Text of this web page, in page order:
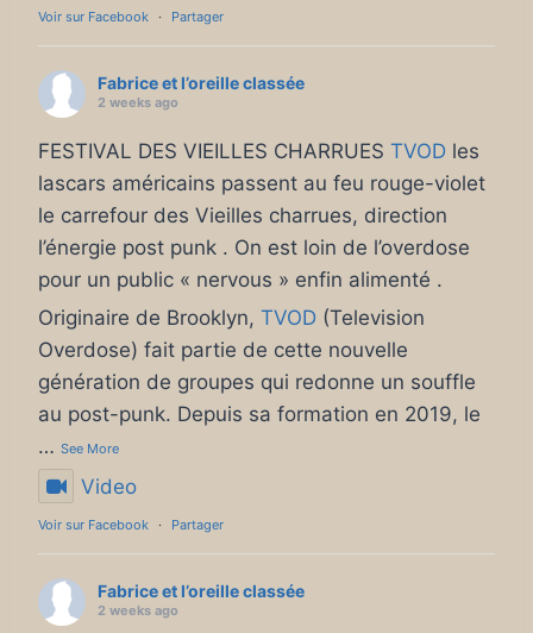
Voir sur Facebook · Partager
Fabrice et l’oreille classée
2 weeks ago
FESTIVAL DES VIEILLES CHARRUES TVOD les
lascars américains passent au feu rouge-violet
le carrefour des Vieilles charrues, direction
l’énergie post punk . On est loin de l’overdose
pour un public « nervous » enfin alimenté .
Originaire de Brooklyn, TVOD (Television
Overdose) fait partie de cette nouvelle
génération de groupes qui redonne un souffle
au post-punk. Depuis sa formation en 2019, le
… See More
Video
Voir sur Facebook · Partager
Fabrice et l’oreille classée
2 weeks ago